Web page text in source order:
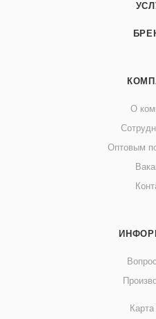
О
Оптовым